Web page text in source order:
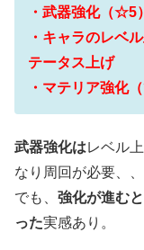
・武器強化（☆5
・キャラのレベ
テータス上げ
・マテリア強化
武器強化はレベル
なり周回が必要、、
でも、 強化が進む
った実感あり。